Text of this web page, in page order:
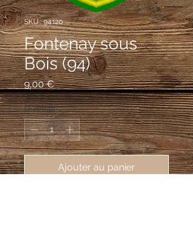
SKU : 94120
Fontenay sous
Bois (94)
9,00 €Prix
Quantité *
Ajouter au panier